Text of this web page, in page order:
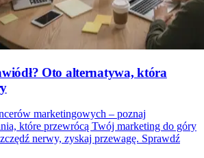
Oto alternatywa, która
marketingowych – poznaj
które przewrócą Twój marketing do góry
nerwy, zyskaj przewagę. Sprawdź